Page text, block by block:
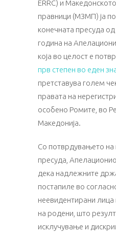
ERRC) и
правници (МЗМП) ја
конечната пресуда
година на
која во целост е
прв степен во еден
претставува голем
правата на
особено Ромите, во
Македонија.
Со потврдувањето на
пресуда,
дека надлежните
постапиле во
неевидентирани лица
на родени, што
исклучување и